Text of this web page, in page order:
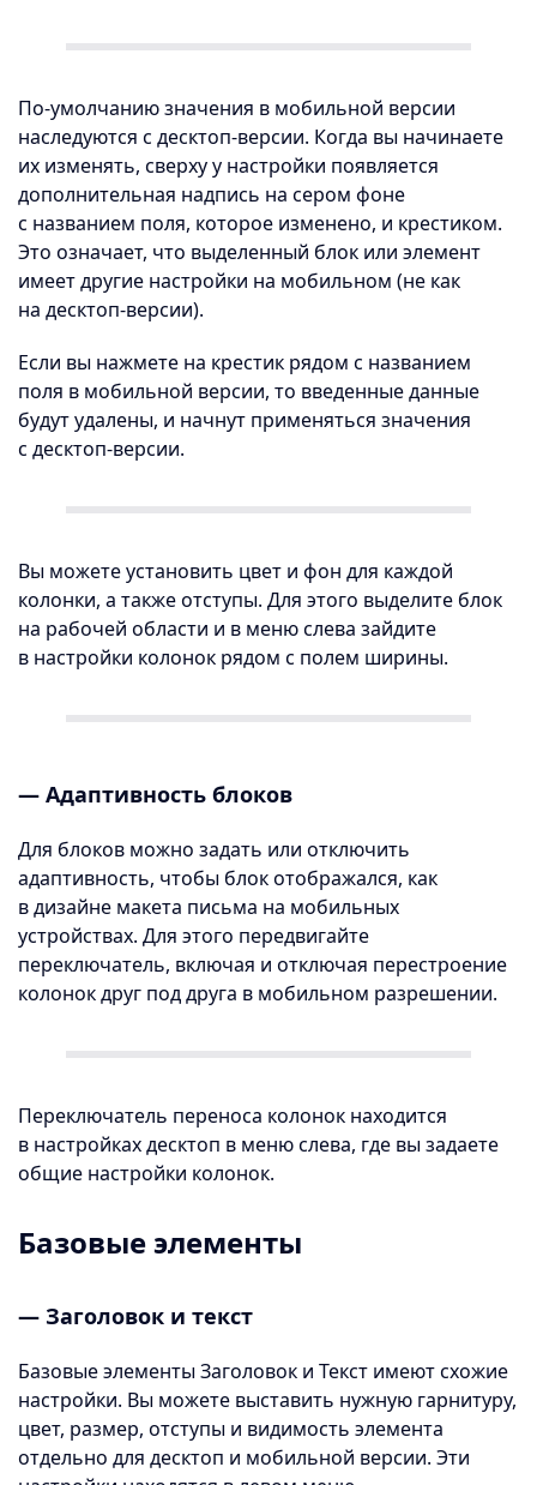
По-умолчанию значения в мобильной версии
наследуются с десктоп-версии. Когда вы начинаете
их изменять, сверху у настройки появляется
дополнительная надпись на сером фоне
с названием поля, которое изменено, и крестиком.
Это означает, что выделенный блок или элемент
имеет другие настройки на мобильном (не как
на десктоп-версии).
Если вы нажмете на крестик рядом с названием
поля в мобильной версии, то введенные данные
будут удалены, и начнут применяться значения
с десктоп-версии.
Вы можете установить цвет и фон для каждой
колонки, а также отступы. Для этого выделите блок
на рабочей области и в меню слева зайдите
в настройки колонок рядом с полем ширины.
— Адаптивность блоков
Для блоков можно задать или отключить
адаптивность, чтобы блок отображался, как
в дизайне макета письма на мобильных
устройствах. Для этого передвигайте
переключатель, включая и отключая перестроение
колонок друг под друга в мобильном разрешении.
Переключатель переноса колонок находится
в настройках десктоп в меню слева, где вы задаете
общие настройки колонок.
Базовые элементы
— Заголовок и текст
Базовые элементы Заголовок и Текст имеют схожие
настройки. Вы можете выставить нужную гарнитуру,
цвет, размер, отступы и видимость элемента
отдельно для десктоп и мобильной версии. Эти